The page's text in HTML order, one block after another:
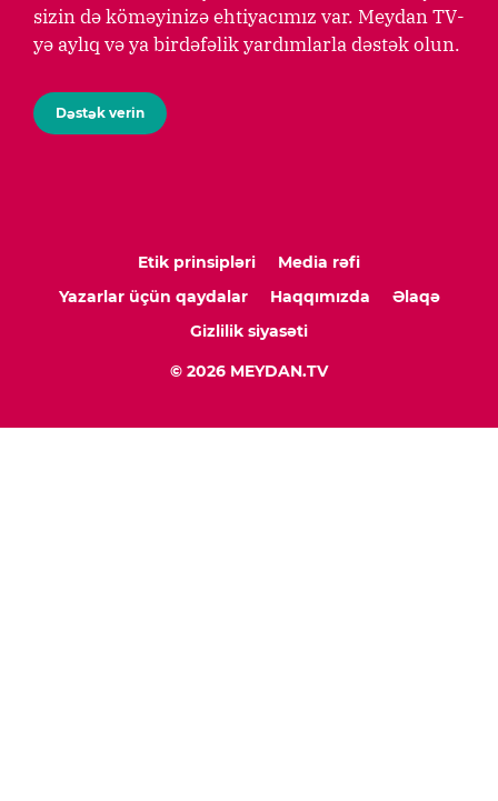
sizin də köməyinizə ehtiyacımız var. Meydan TV-
yə aylıq və ya birdəfəlik yardımlarla dəstək olun.
Dəstək verin
Etik prinsipləri
Media rəfi
Yazarlar üçün qaydalar
Haqqımızda
Əlaqə
Gizlilik siyasəti
© 2026 MEYDAN.TV